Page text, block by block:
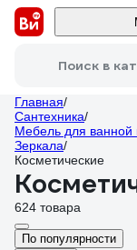
Поиск в
Главная/
Сантехника/
Мебель для ванной
Зеркала/
Косметические
624 товара
По популярности